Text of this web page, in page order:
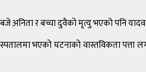
अनिता र बच्चा दुवैको मृत्यु भएको पनि
भएको घटनाको वास्तविकता